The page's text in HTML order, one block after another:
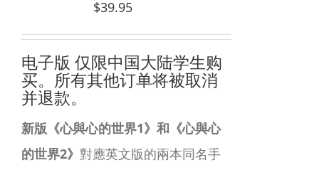
$39.95
电子版 仅限中国大陆学生购
买。所有其他订单将被取消
并退款。
新版《心與心的世界1》和《心與心
的世界2》對應英文版的兩本同名手